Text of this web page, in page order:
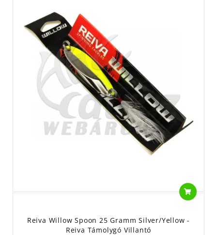
Reiva Willow Spoon 25 Gramm Silver/Yellow -
Reiva Támolygó Villantó